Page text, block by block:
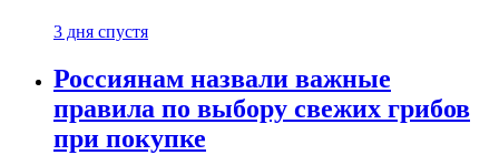
3 дня спустя
Россиянам назвали важные
правила по выбору свежих грибов
при покупке